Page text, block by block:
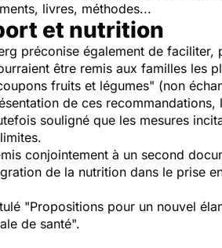
livres, méthodes...
et nutrition
préconise également de
être remis aux familles les
fruits et légumes" (non
de ces
souligné que les mesures
conjointement à un second
de la nutrition dans le prise
"Propositions pour un nouvel
de santé".